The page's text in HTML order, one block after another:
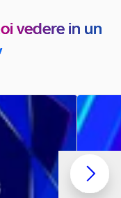
vedere in un